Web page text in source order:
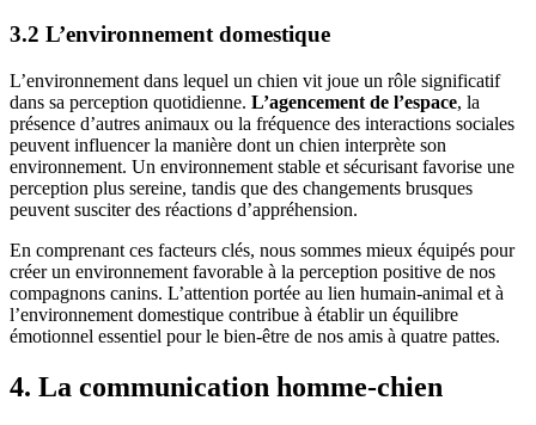
3.2 L’environnement domestique
L’environnement dans lequel un chien vit joue un rôle significatif
dans sa perception quotidienne. L’agencement de l’espace, la
présence d’autres animaux ou la fréquence des interactions sociales
peuvent influencer la manière dont un chien interprète son
environnement. Un environnement stable et sécurisant favorise une
perception plus sereine, tandis que des changements brusques
peuvent susciter des réactions d’appréhension.
En comprenant ces facteurs clés, nous sommes mieux équipés pour
créer un environnement favorable à la perception positive de nos
compagnons canins. L’attention portée au lien humain-animal et à
l’environnement domestique contribue à établir un équilibre
émotionnel essentiel pour le bien-être de nos amis à quatre pattes.
4. La communication homme-chien